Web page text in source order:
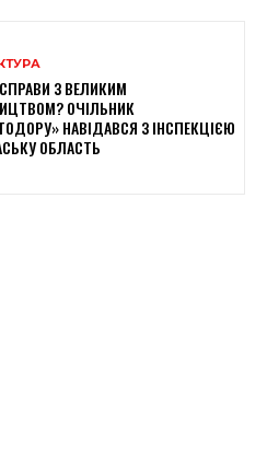
З ВЕЛИКИМ
ОЧІЛЬНИК
НАВІДАВСЯ З ІНСПЕКЦІЄЮ
ОБЛАСТЬ